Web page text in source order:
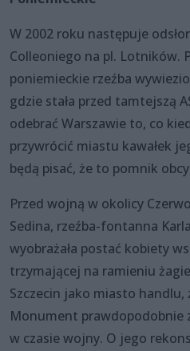
W 2002 roku następuje
Colleoniego na pl. Lotników.
poniemieckie rzeźba
gdzie stała przed tamtejszą
odebrać Warszawie to, co
przywrócić miastu kawałek
będą pisać, że to pomnik
Przed wojną w okolicy
Sedina, rzeźba-fontanna
wyobrażała postać kobiety
trzymającej na ramieniu
Szczecin jako miasto handlu,
Monument prawdopodobnie
w czasie wojny. O jego